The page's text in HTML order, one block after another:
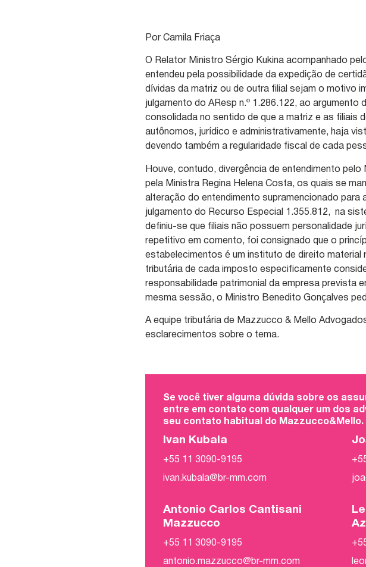
Por Camila Friaça
O Relator Ministro Sérgio Kukina acompanhado
entendeu pela possibilidade da expedição de
dívidas da matriz ou de outra filial sejam o motivo
julgamento do AResp n.º 1.286.122, ao argumento
consolidada no sentido de que a matriz e as filiais
autônomos, jurídico e administrativamente, haja
devendo também a regularidade fiscal de cada
Houve, contudo, divergência de entendimento
pela Ministra Regina Helena Costa, os quais se
alteração do entendimento supramencionado para
julgamento do Recurso Especial 1.355.812, na
definiu-se que filiais não possuem personalidade
repetitivo em comento, foi consignado que o
estabelecimentos é um instituto de direito material
tributária de cada imposto especificamente
responsabilidade patrimonial da empresa prevista
mesma sessão, o Ministro Benedito Gonçalves
A equipe tributária de Mazzucco & Mello
esclarecimentos sobre o tema.
Se você tiver alguma dúvida sobre os
entre em contato com qualquer um dos
seu contato habitual do Mazzucco&Mello.
Ivan Kubala
+55 11 3090-9195
ivan.kubala@br-mm.com
Antonio Carlos Cantisani
Mazzucco
+55 11 3090-9195
antonio.mazzucco@br-mm.com